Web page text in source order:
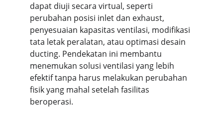
dapat diuji secara virtual, seperti
perubahan posisi inlet dan exhaust,
penyesuaian kapasitas ventilasi, modifikasi
tata letak peralatan, atau optimasi desain
ducting. Pendekatan ini membantu
menemukan solusi ventilasi yang lebih
efektif tanpa harus melakukan perubahan
fisik yang mahal setelah fasilitas
beroperasi.